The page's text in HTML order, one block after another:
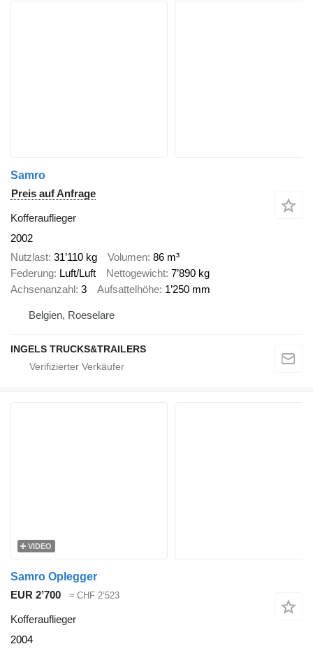
Samro
Preis auf Anfrage
Kofferauflieger
2002
Nutzlast 31’110 kg Volumen 86 m³
Federung Luft/Luft Nettogewicht 7’890 kg
Achsenanzahl 3 Aufsattelhöhe 1’250 mm
Belgien, Roeselare
INGELS TRUCKS&TRAILERS
VIDEO
Samro Oplegger
EUR 2’700
≈ CHF 2’523
Kofferauflieger
2004